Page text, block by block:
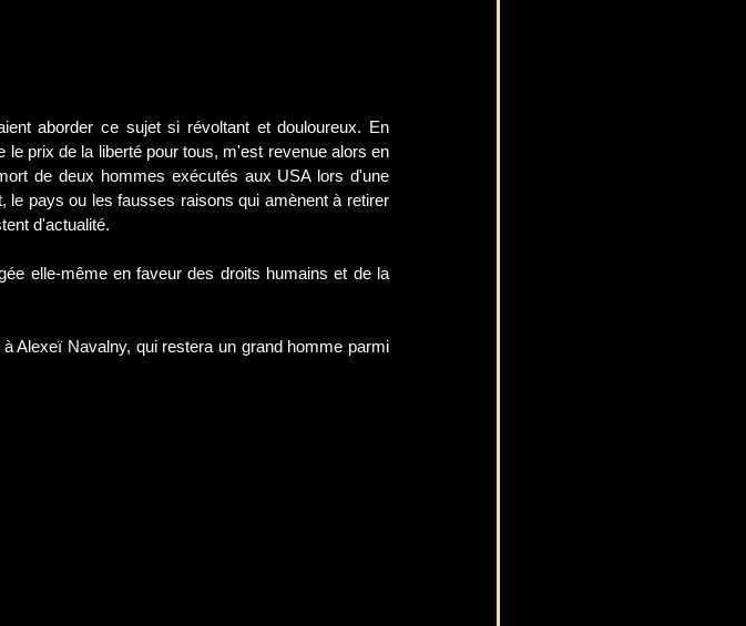
aborder ce sujet si révoltant et douloureux. En
prix de la liberté pour tous, m'est revenue alors en
de deux hommes exécutés aux USA lors d'une
le pays ou les fausses raisons qui amènent à retirer
d'actualité.
elle-même en faveur des droits humains et de la
Alexeï Navalny, qui restera un grand homme parmi